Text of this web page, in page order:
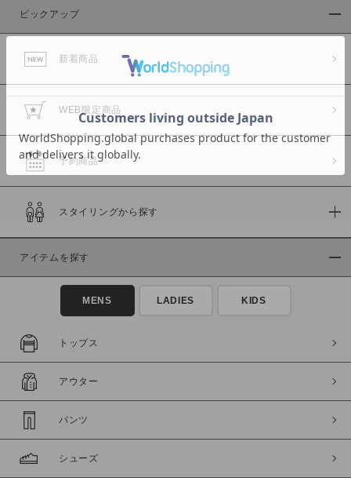
カラー
商品タイプ
通常商品
セール価格
在庫
在庫あり
ピックアップ
新着商品
WEB限定商品
予約商品
スタイリングから探す
アイテムを探す
MENS LADIES KIDS
トップス
アウター
パンツ
シューズ